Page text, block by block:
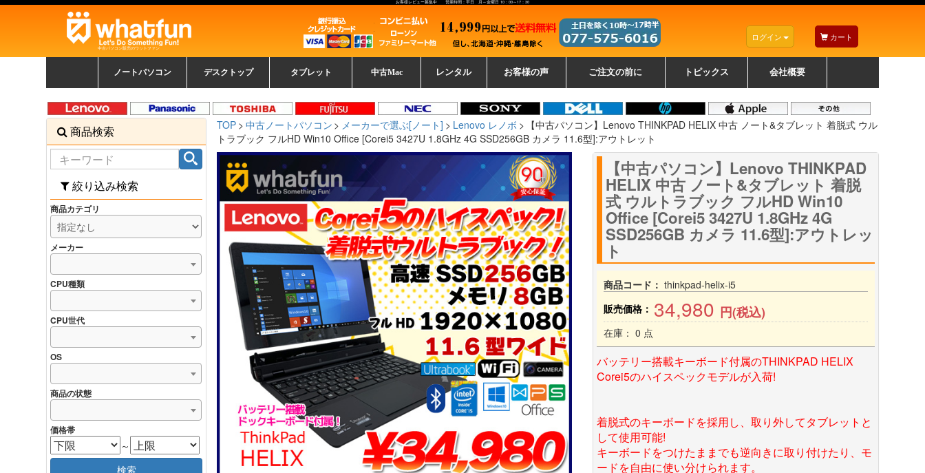
お客様レビュー募集中 営業時間：平日 月～金曜日 10：00～17：30
中古パソコン販売のワットファン
ログイン カート
ノートパソコン
覧
パソコン
ッカード
デスクトップ
中古デスクトップ一覧
新品デスクトップ一
覧
ゲーミングパソコン
トレーディングパソ
コン
ッカード
タブレット 中古Mac レンタル お客様の声 ご注文の前に トピックス 会社概要
TOP 中古ノートパソコン メーカーで選ぶ[ノート] Lenovo レノボ
【中古パソコン】Lenovo THINKPAD HELIX 中古 ノート&タブレット 着脱式 ウル
トラブック フルHD Win10 Office [Corei5 3427U 1.8GHz 4G SSD256GB カメラ 11.6型]:アウトレット
【中古パソコン】Lenovo THINKPAD
HELIX 中古 ノート&タブレット 着脱
式 ウルトラブック フルHD Win10
Office [Corei5 3427U 1.8GHz 4G
SSD256GB カメラ 11.6型]:アウトレッ
ト
商品コード： thinkpad-helix-i5
販売価格： 34,980 円(税込)
在庫： 0 点
バッテリー搭載キーボード付属のTHINKPAD HELIX
Corei5のハイスペックモデルが入荷!
着脱式のキーボードを採用し、取り外してタブレットと
して使用可能!
キーボードをつけたままでも逆向きに取り付けたり、モ
ードを自由に使い分けられます。
商品検索
絞り込み検索
商品カテゴリ
メーカー
CPU種類
CPU世代
OS
商品の状態
価格帯
～
検索